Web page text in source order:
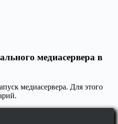
медиасервера в
медиасервера. Для этого